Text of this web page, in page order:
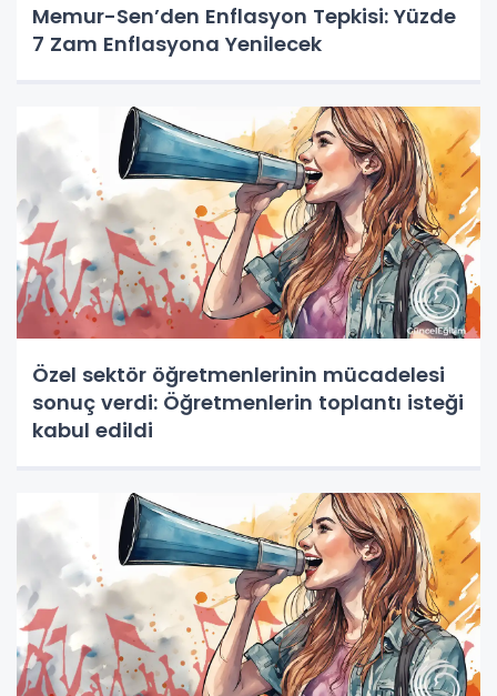
Memur-Sen’den Enflasyon Tepkisi: Yüzde
7 Zam Enflasyona Yenilecek
Özel sektör öğretmenlerinin mücadelesi
sonuç verdi: Öğretmenlerin toplantı isteği
kabul edildi